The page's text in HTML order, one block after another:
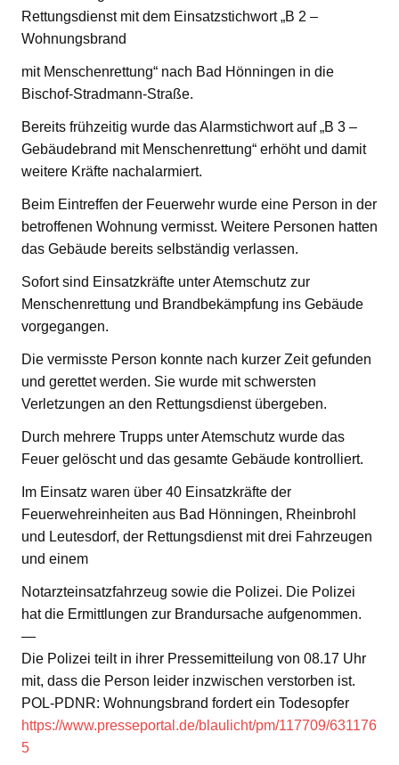
Rettungsdienst mit dem Einsatzstichwort „B 2 –
Wohnungsbrand
mit Menschenrettung“ nach Bad Hönningen in die
Bischof-Stradmann-Straße.
Bereits frühzeitig wurde das Alarmstichwort auf „B 3 –
Gebäudebrand mit Menschenrettung“ erhöht und damit
weitere Kräfte nachalarmiert.
Beim Eintreffen der Feuerwehr wurde eine Person in der
betroffenen Wohnung vermisst. Weitere Personen hatten
das Gebäude bereits selbständig verlassen.
Sofort sind Einsatzkräfte unter Atemschutz zur
Menschenrettung und Brandbekämpfung ins Gebäude
vorgegangen.
Die vermisste Person konnte nach kurzer Zeit gefunden
und gerettet werden. Sie wurde mit schwersten
Verletzungen an den Rettungsdienst übergeben.
Durch mehrere Trupps unter Atemschutz wurde das
Feuer gelöscht und das gesamte Gebäude kontrolliert.
Im Einsatz waren über 40 Einsatzkräfte der
Feuerwehreinheiten aus Bad Hönningen, Rheinbrohl
und Leutesdorf, der Rettungsdienst mit drei Fahrzeugen
und einem
Notarzteinsatzfahrzeug sowie die Polizei. Die Polizei
hat die Ermittlungen zur Brandursache aufgenommen.
—
Die Polizei teilt in ihrer Pressemitteilung von 08.17 Uhr
mit, dass die Person leider inzwischen verstorben ist.
POL-PDNR: Wohnungsbrand fordert ein Todesopfer
https://www.presseportal.de/blaulicht/pm/117709/631176
5